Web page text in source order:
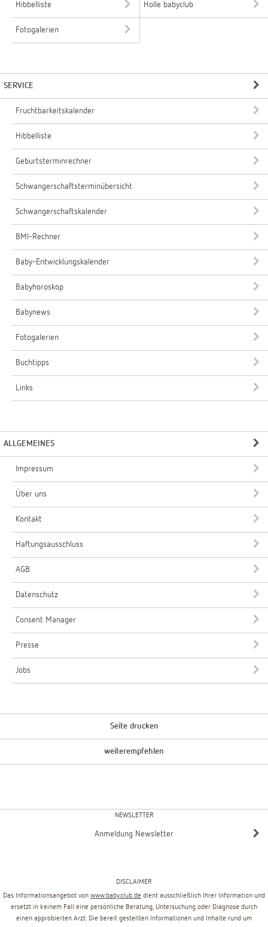
Hibbelliste Holle babyclub
Fotogalerien
SERVICE
Fruchtbarkeitskalender
Hibbelliste
Geburtsterminrechner
Schwangerschaftsterminübersicht
Schwangerschaftskalender
BMI-Rechner
Baby-Entwicklungskalender
Babyhoroskop
Babynews
Fotogalerien
Buchtipps
Links
ALLGEMEINES
Impressum
Über uns
Kontakt
Haftungsausschluss
AGB
Datenschutz
Consent Manager
Presse
Jobs
Seite drucken
weiterempfehlen
NEWSLETTER
Anmeldung Newsletter
DISCLAIMER
Das Informationsangebot von www.babyclub.de dient ausschließlich Ihrer Information und
ersetzt in keinem Fall eine persönliche Beratung, Untersuchung oder Diagnose durch
einen approbierten Arzt. Die bereit gestellten Informationen und Inhalte rund um